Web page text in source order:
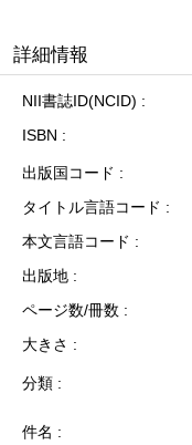
詳細情報
NII書誌ID(NCID)
ISBN
出版国コード
タイトル言語コード
本文言語コード
出版地
ページ数/冊数
大きさ
分類
件名